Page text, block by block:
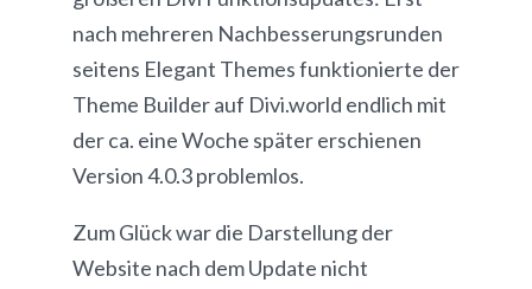
nach mehreren Nachbesserungsrunden
seitens Elegant Themes funktionierte der
Theme Builder auf Divi.world endlich mit
der ca. eine Woche später erschienen
Version 4.0.3 problemlos.
Zum Glück war die Darstellung der
Website nach dem Update nicht